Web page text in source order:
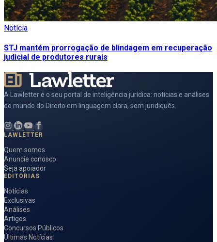
Notícia
STJ mantém prorrogação de blindagem em recuperação
judicial de produtores rurais
A Lawletter é o seu portal de inteligência jurídica: notícias e análises
do mundo do Direito em linguagem clara, sem juridiquês.
LAWLETTER
Quem somos
Anuncie conosco
Seja apoiador
EDITORIAS
Notícias
Exclusivas
Análises
Artigos
Concursos Públicos
Últimas Notícias